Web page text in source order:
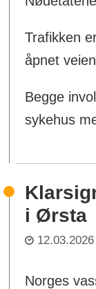
Trafikken
åpnet
Begge
sykehus
i Ørsta
12.03.2026
Norges